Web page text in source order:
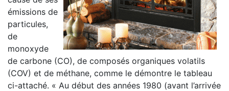
émissions de
particules,
de
monoxyde
de carbone (CO), de composés organiques volatils
(COV) et de méthane, comme le démontre le tableau
ci-attaché. « Au début des années 1980 (avant l’arrivée